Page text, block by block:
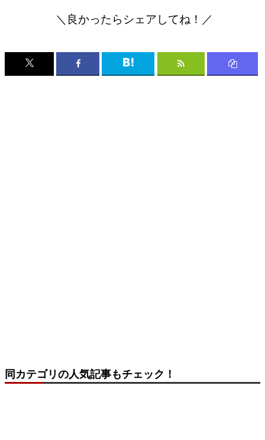
＼良かったらシェアしてね！／
同カテゴリの人気記事もチェック！